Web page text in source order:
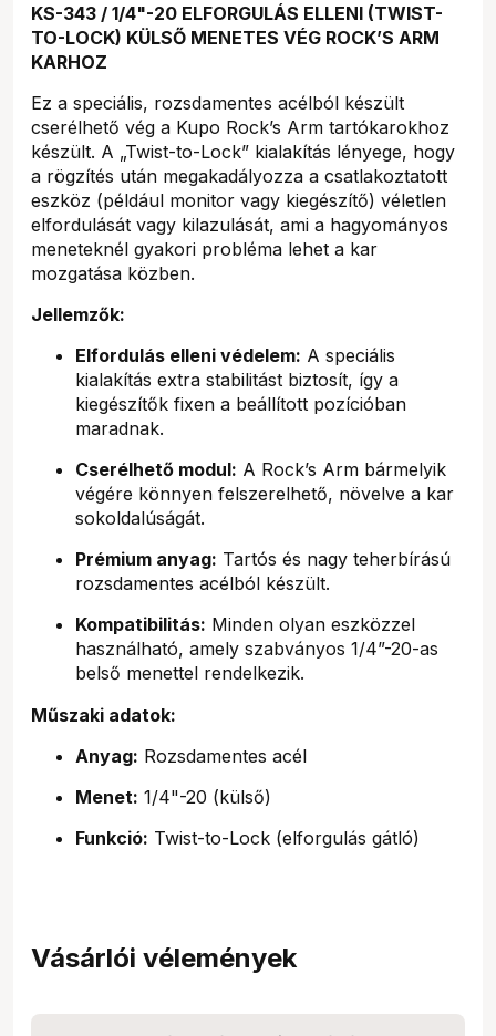
KS-343 / 1/4"-20 ELFORGULÁS ELLENI (TWIST-
TO-LOCK) KÜLSŐ MENETES VÉG ROCK’S ARM
KARHOZ
Ez a speciális, rozsdamentes acélból készült
cserélhető vég a Kupo Rock’s Arm tartókarokhoz
készült. A „Twist-to-Lock” kialakítás lényege, hogy
a rögzítés után megakadályozza a csatlakoztatott
eszköz (például monitor vagy kiegészítő) véletlen
elfordulását vagy kilazulását, ami a hagyományos
meneteknél gyakori probléma lehet a kar
mozgatása közben.
Jellemzők:
Elfordulás elleni védelem: A speciális
kialakítás extra stabilitást biztosít, így a
kiegészítők fixen a beállított pozícióban
maradnak.
Cserélhető modul: A Rock’s Arm bármelyik
végére könnyen felszerelhető, növelve a kar
sokoldalúságát.
Prémium anyag: Tartós és nagy teherbírású
rozsdamentes acélból készült.
Kompatibilitás: Minden olyan eszközzel
használható, amely szabványos 1/4”-20-as
belső menettel rendelkezik.
Műszaki adatok:
Anyag: Rozsdamentes acél
Menet: 1/4"-20 (külső)
Funkció: Twist-to-Lock (elforgulás gátló)
Vásárlói vélemények